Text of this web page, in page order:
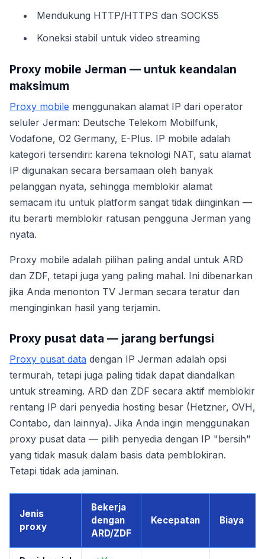
Mendukung HTTP/HTTPS dan SOCKS5
Koneksi stabil untuk video streaming
Proxy mobile Jerman — untuk keandalan
maksimum
Proxy mobile menggunakan alamat IP dari operator
seluler Jerman: Deutsche Telekom Mobilfunk,
Vodafone, O2 Germany, E-Plus. IP mobile adalah
kategori tersendiri: karena teknologi NAT, satu alamat
IP digunakan secara bersamaan oleh banyak
pelanggan nyata, sehingga memblokir alamat
semacam itu untuk platform sangat tidak diinginkan —
itu berarti memblokir ratusan pengguna Jerman yang
nyata.
Proxy mobile adalah pilihan paling andal untuk ARD
dan ZDF, tetapi juga yang paling mahal. Ini dibenarkan
jika Anda menonton TV Jerman secara teratur dan
menginginkan hasil yang terjamin.
Proxy pusat data — jarang berfungsi
Proxy pusat data dengan IP Jerman adalah opsi
termurah, tetapi juga paling tidak dapat diandalkan
untuk streaming. ARD dan ZDF secara aktif memblokir
rentang IP dari penyedia hosting besar (Hetzner, OVH,
Contabo, dan lainnya). Jika Anda ingin menggunakan
proxy pusat data — pilih penyedia dengan IP "bersih"
yang tidak masuk dalam basis data pemblokiran.
Tetapi tidak ada jaminan.
Jenis
proxy
Bekerja
dengan
ARD/ZDF
Kecepatan Biaya